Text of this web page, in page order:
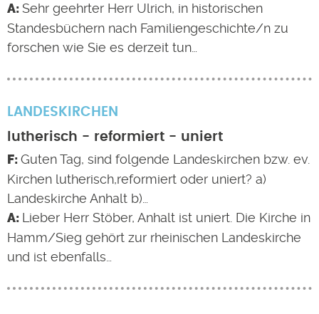
Sehr geehrter Herr Ulrich, in historischen
Standesbüchern nach Familiengeschichte/n zu
forschen wie Sie es derzeit tun…
LANDESKIRCHEN
lutherisch - reformiert - uniert
Guten Tag, sind folgende Landeskirchen bzw. ev.
Kirchen lutherisch,reformiert oder uniert? a)
Landeskirche Anhalt b)…
Lieber Herr Stöber, Anhalt ist uniert. Die Kirche in
Hamm/Sieg gehört zur rheinischen Landeskirche
und ist ebenfalls…